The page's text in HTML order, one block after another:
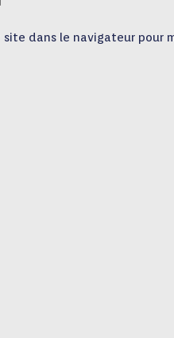
dans le navigateur pour